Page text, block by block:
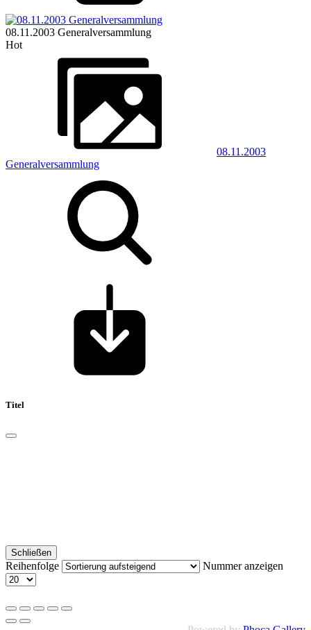
08.11.2003 Generalversammlung
Hot
08.11.2003
Generalversammlung
Titel
Schließen
Reihenfolge Nummer anzeigen